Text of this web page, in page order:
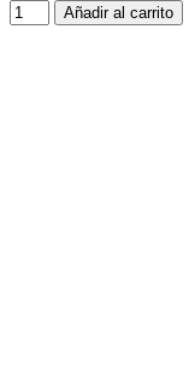
Añadir al carrito